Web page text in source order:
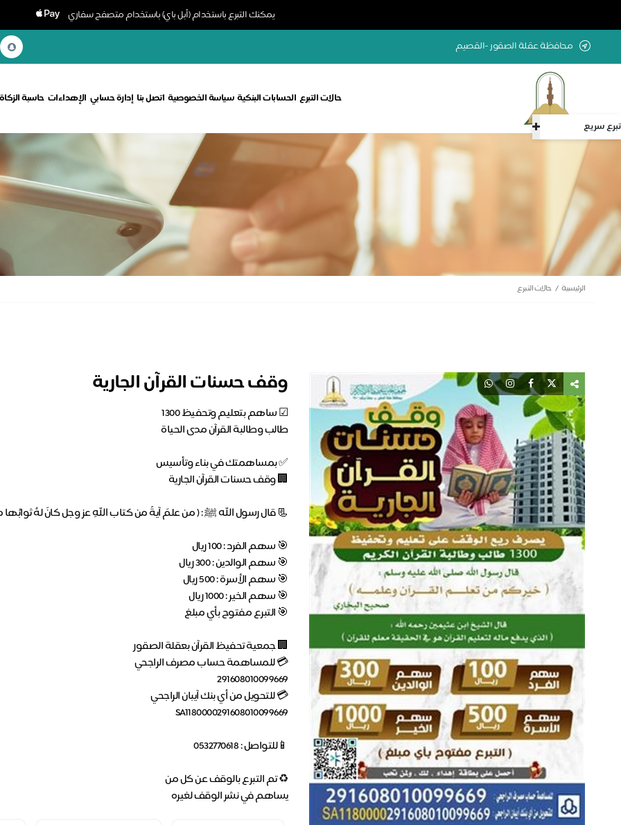
يمكنك التبرع باستخدام (أبل باي) باستخدام متصفح سفاري
تبرع سريع
محافظة عقلة الصقور -القصيم
حالات التبرع الحسابات البنكية سياسة الخصوصية اتصل بنا إدارة حسابي الإهداءات حاسبة الزكاة
الرئيسية حالات التبرع
وقف حسنات القرآن الجارية
☑ ساهم بتعليم وتحفيظ 1300
طالب وطالبة القرآن مدى الحياة
✅ بمساهمتك في بناء وتأسيس
🎯 سهم الوالدين : 300 ريال
🎯 سهم الخير : 1000 ريال
🏢 جمعية تحفيظ القرآن بعقلة الصقور
291608010099669
💳 للتحويل من أي بنك آيبان الراجحي
📱للتواصل : 0532770618
♻ تم التبرع بالوقف عن كل من
يساهم في نشر الوقف لغيره